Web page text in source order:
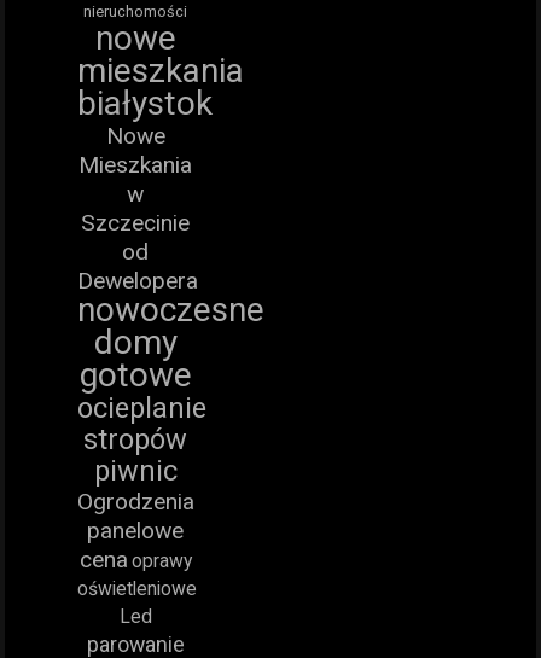
nieruchomości
nowe
mieszkania
białystok
Nowe
Mieszkania
w
Szczecinie
od
Dewelopera
nowoczesne
domy
gotowe
ocieplanie
stropów
piwnic
Ogrodzenia
panelowe
cena oprawy
oświetleniowe
Led
parowanie